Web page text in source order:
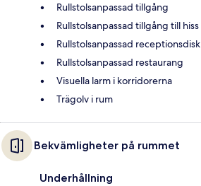
Rullstolsanpassad tillgång
Rullstolsanpassad tillgång till hiss
Rullstolsanpassad receptionsdisk
Rullstolsanpassad restaurang
Visuella larm i korridorerna
Trägolv i rum
Bekvämligheter på rummet
Underhållning